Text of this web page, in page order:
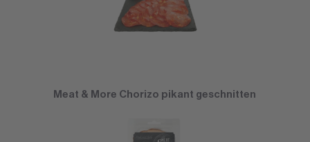
Meat & More Chorizo pikant geschnitten